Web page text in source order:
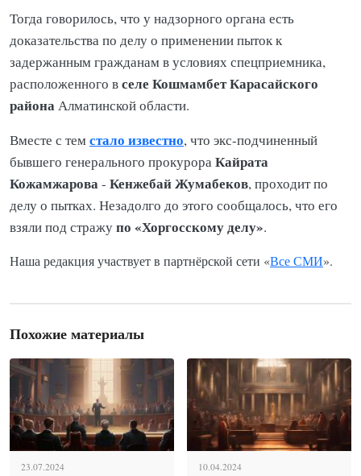
Тогда говорилось, что у надзорного органа есть
доказательства по делу о применении пыток к
задержанным гражданам в условиях спецприемника,
расположенного вселе Кошмамбет Карасайского
районаАлматинской области.
Вместе с темстало известно, что экс-подчиненный
бывшего генерального прокурораКайрата
Кожамжарова- Кенжебай Жумабеков, проходит по
делу о пытках. Незадолго до этого сообщалось, что его
взяли под стражупо «Хоргосскому делу».
Наша редакция участвует в партнёрской сети «Все СМИ».
Похожие материалы
23.07.2024 10.04.2024